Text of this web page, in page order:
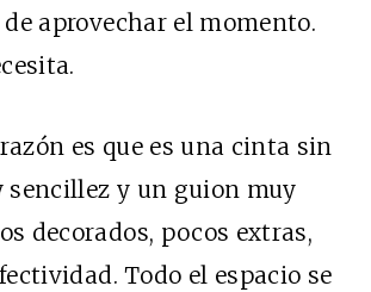
aprovechar el momento.
es que es una cinta sin
sencillez y un guion muy
decorados, pocos extras,
Todo el espacio se